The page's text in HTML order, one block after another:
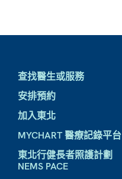
查找醫生或服務
安排預約
加入東北
MYCHART 醫療記錄平台
東北行健長者照護計劃
NEMS PACE